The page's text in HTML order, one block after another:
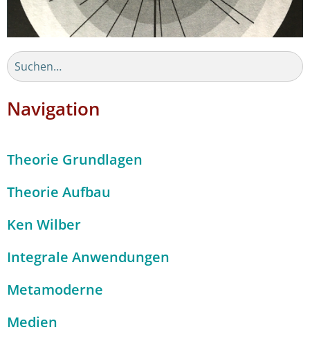
Navigation
Theorie Grundlagen
Theorie Aufbau
Ken Wilber
Integrale Anwendungen
Metamoderne
Medien